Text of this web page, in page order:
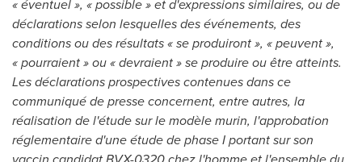
« éventuel », « possible » et d'expressions similaires, ou de
déclarations selon lesquelles des événements, des
conditions ou des résultats « se produiront », « peuvent »,
« pourraient » ou « devraient » se produire ou être atteints.
Les déclarations prospectives contenues dans ce
communiqué de presse concernent, entre autres, la
réalisation de l'étude sur le modèle murin, l'approbation
réglementaire d'une étude de phase I portant sur son